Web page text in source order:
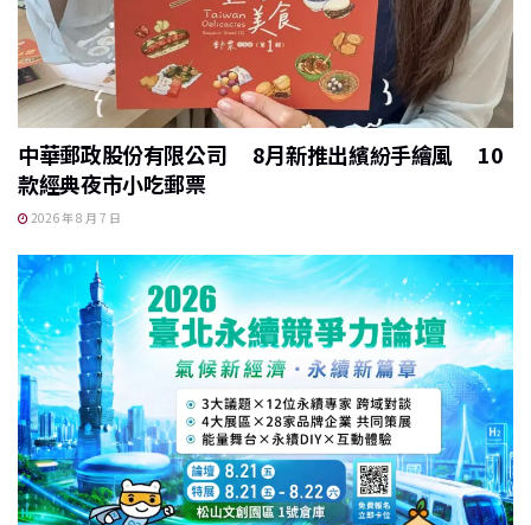
中華郵政股份有限公司 8月新推出繽紛手繪風 10
款經典夜市小吃郵票
2026 年 8 月 7 日